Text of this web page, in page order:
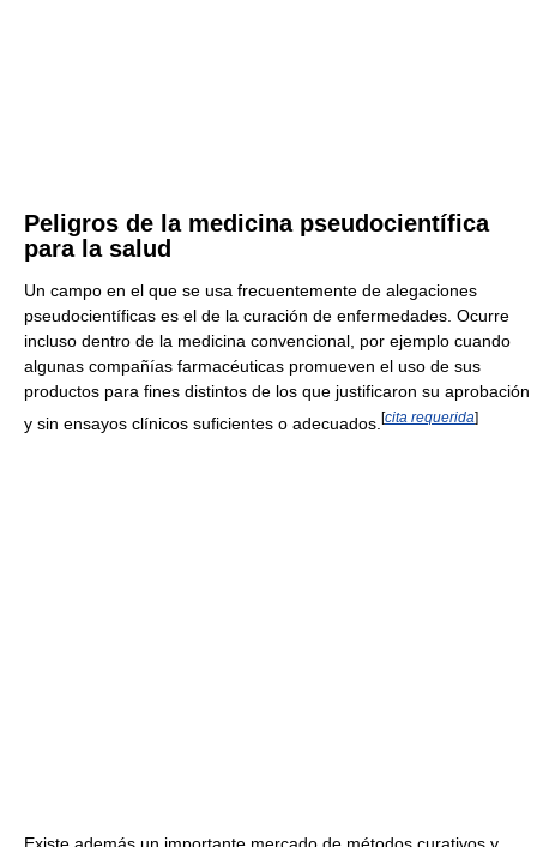
Peligros de la medicina pseudocientífica
para la salud
Un campo en el que se usa frecuentemente de alegaciones
pseudocientíficas es el de la curación de enfermedades. Ocurre
incluso dentro de la medicina convencional, por ejemplo cuando
algunas compañías farmacéuticas promueven el uso de sus
productos para fines distintos de los que justificaron su aprobación
y sin ensayos clínicos suficientes o adecuados. [cita requerida]